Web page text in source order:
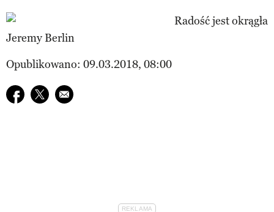
Jeremy Berlin
Opublikowano: 09.03.2018, 08:00
Udostępnij na facebook
Udostępnij na twitter
E-mail do przyjaciela